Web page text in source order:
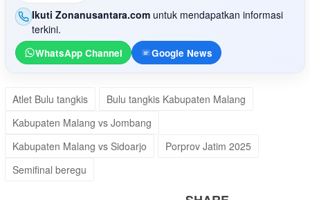
Ikuti Zonanusantara.com untuk mendapatkan informasi
terkini.
WhatsApp Channel Google News
Atlet Bulu tangkis
Bulu tangkis Kabupaten Malang
Kabupaten Malang vs Jombang
Kabupaten Malang vs Sidoarjo
Porprov Jatim 2025
Semifinal beregu